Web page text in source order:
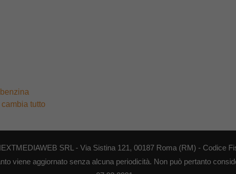
tutto
SRL - Via Sistina 121, 00187 Roma (RM) - Codice
viene aggiornato senza alcuna periodicità. Non può pertanto